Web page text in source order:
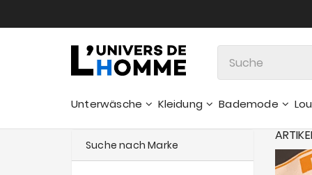
Unterwäsche Kleidung Bademode
Suche nach Marke